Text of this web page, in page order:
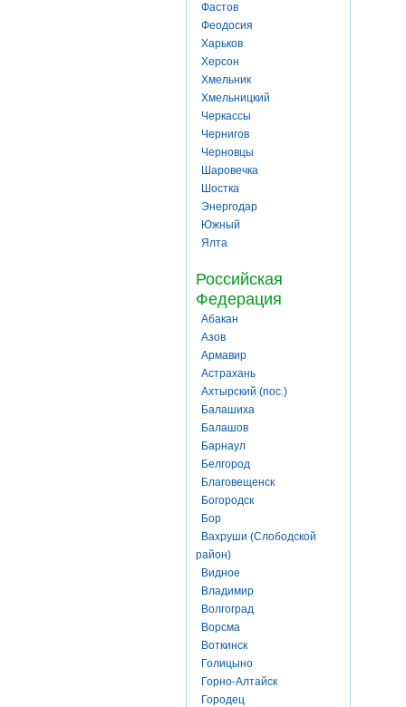
Фастов
Феодосия
Харьков
Херсон
Хмельник
Хмельницкий
Черкассы
Чернигов
Черновцы
Шаровечка
Шостка
Энергодар
Южный
Ялта
Российская
Федерация
Абакан
Азов
Армавир
Астрахань
Ахтырский (пос.)
Балашиха
Балашов
Барнаул
Белгород
Благовещенск
Богородск
Бор
Вахруши (Слободской
район)
Видное
Владимир
Волгоград
Ворсма
Воткинск
Голицыно
Горно-Алтайск
Городец